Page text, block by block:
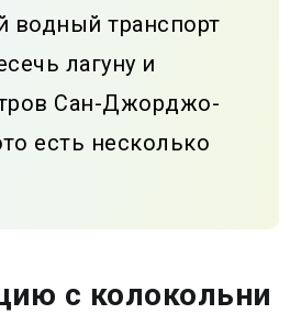
водный транспорт
лагуну и
Сан-Джорджо-
есть несколько
с колокольни